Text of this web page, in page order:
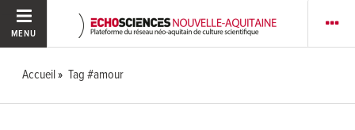
MENU
Accueil Tag #amour